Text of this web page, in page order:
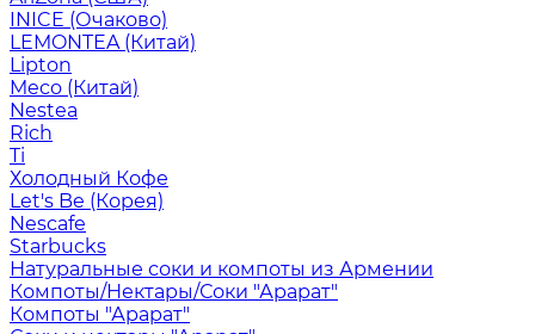
INICE (Очаково)
LEMONTEA (Китай)
Lipton
Meco (Китай)
Nestea
Rich
Ti
Холодный Кофе
Let's Be (Корея)
Nescafe
Starbucks
Натуральные соки и компоты из Армении
Компоты/Нектары/Соки "Арарат"
Компоты "Арарат"